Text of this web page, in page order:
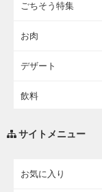
ごちそう特集
お肉
デザート
飲料
サイトメニュー
お気に入り